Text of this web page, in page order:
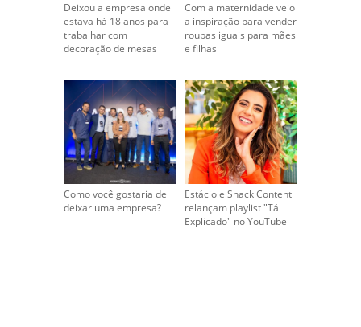
Deixou a empresa onde
estava há 18 anos para
trabalhar com
decoração de mesas
Com a maternidade veio
a inspiração para vender
roupas iguais para mães
e filhas
Como você gostaria de
deixar uma empresa?
Estácio e Snack Content
relançam playlist "Tá
Explicado" no YouTube